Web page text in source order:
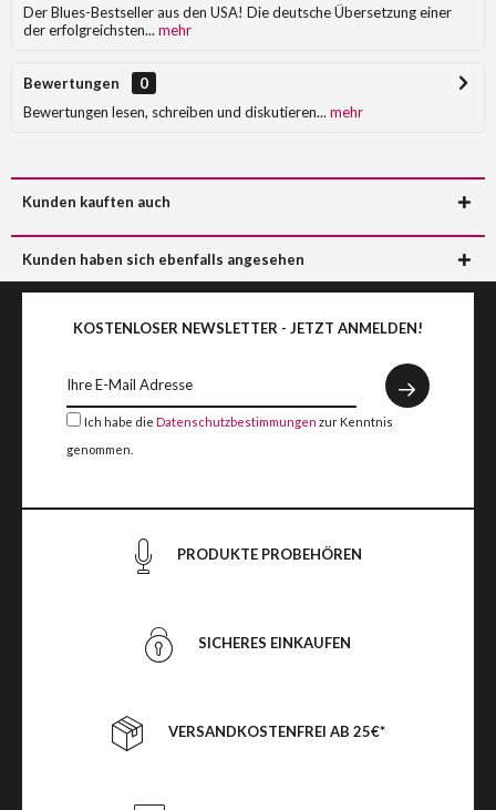
Der Blues-Bestseller aus den USA! Die deutsche Übersetzung einer
der erfolgreichsten... mehr
Bewertungen
0
Bewertungen lesen, schreiben und diskutieren... mehr
Kunden kauften auch
Kunden haben sich ebenfalls angesehen
KOSTENLOSER NEWSLETTER - JETZT ANMELDEN!
Ich habe die Datenschutzbestimmungen zur Kenntnis
genommen.
PRODUKTE PROBEHÖREN
SICHERES EINKAUFEN
VERSANDKOSTENFREI AB 25€*